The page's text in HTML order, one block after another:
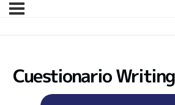
Cuestionario Writing